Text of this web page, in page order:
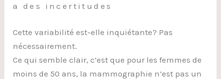
a des incertitudes
Cette variabilité est-elle inquiétante? Pas
nécessairement.
Ce qui semble clair, c’est que pour les femmes de
moins de 50 ans, la mammographie n’est pas un